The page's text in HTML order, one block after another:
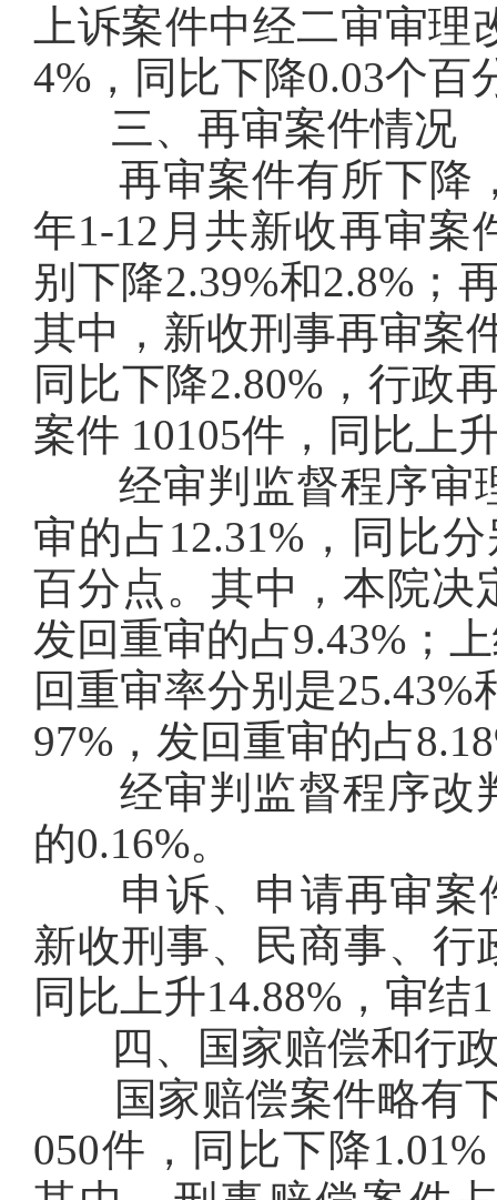
上诉案件中经二审审
4%，同比下降0.03个百
三、再审案件情况
再审案件有所下降，
年1-12月共新收再审案
别下降2.39%和2.8%；
其中，新收刑事再审案
同比下降2.80%，行政
案件 10105件，同比上
经审判监督程序审理
审的占12.31%，同比
百分点。其中，本院决
发回重审的占9.43%；
回重审率分别是
97%，发回重审的占
经审判监督程序改
的0.16%。
申诉、申请再审案件
新收刑事、民商事、行
同比上升14.88%，审结
四、国家赔偿和行政
国家赔偿案件略有下
050件，同比下降